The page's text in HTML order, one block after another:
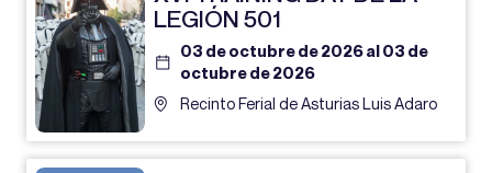
LEGIÓN 501
03 de octubre de 2026 al 03 de
octubre de 2026
Recinto Ferial de Asturias Luis Adaro